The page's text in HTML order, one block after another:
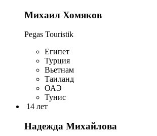
Михаил Хомяков
Pegas Touristik
Египет
Турция
Вьетнам
Таиланд
ОАЭ
Тунис
14 лет
Надежда Михайлова